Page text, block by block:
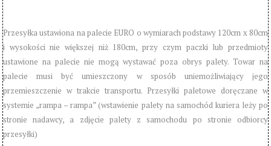
Przesyłka ustawiona na palecie EURO o wymiarach podstawy 120cm x 80cm
i wysokości nie większej niż 180cm, przy czym paczki lub przedmioty
ustawione na palecie nie mogą wystawać poza obrys palety. Towar na
palecie musi być umieszczony w sposób uniemożliwiający jego
przemieszczenie w trakcie transportu. Przesyłki paletowe doręczane w
systemie „rampa – rampa” (wstawienie palety na samochód kuriera leży po
stronie nadawcy, a zdjęcie palety z samochodu po stronie odbiorcy
przesyłki)